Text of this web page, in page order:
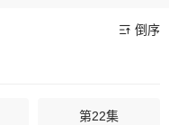
倒序
第22集